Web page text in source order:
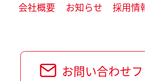
会社概要 お知らせ 採用情
お問い合わせ